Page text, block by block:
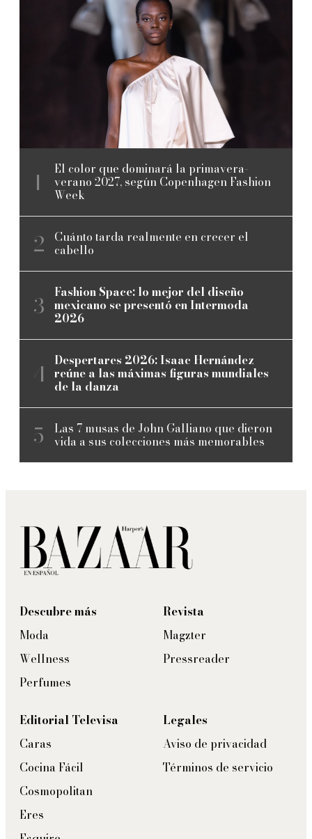
El color que dominará la primavera-
verano 2027, según Copenhagen Fashion
Week
Cuánto tarda realmente en crecer el
cabello
Fashion Space: lo mejor del diseño
mexicano se presentó en Intermoda
2026
Despertares 2026: Isaac Hernández
reúne a las máximas figuras mundiales
de la danza
Las 7 musas de John Galliano que dieron
vida a sus colecciones más memorables
Descubre más
Moda
Wellness
Perfumes
Revista
Magzter
Pressreader
Editorial Televisa
Caras
Cocina Fácil
Cosmopolitan
Eres
Legales
Aviso de privacidad
Términos de servicio